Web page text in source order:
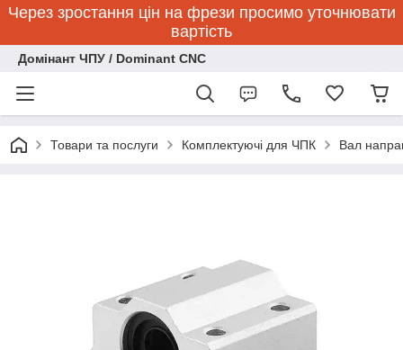
Через зростання цін на фрези просимо уточнювати
вартість
Домінант ЧПУ / Dominant CNC
Товари та послуги Комплектуючі для ЧПК Вал